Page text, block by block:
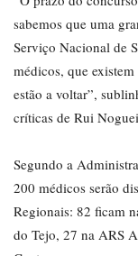
sabemos que uma
Serviço Nacional de
médicos, que
estão a voltar”,
críticas de Rui
Segundo a
200 médicos serão
Regionais: 82 ficam
do Tejo, 27 na ARS